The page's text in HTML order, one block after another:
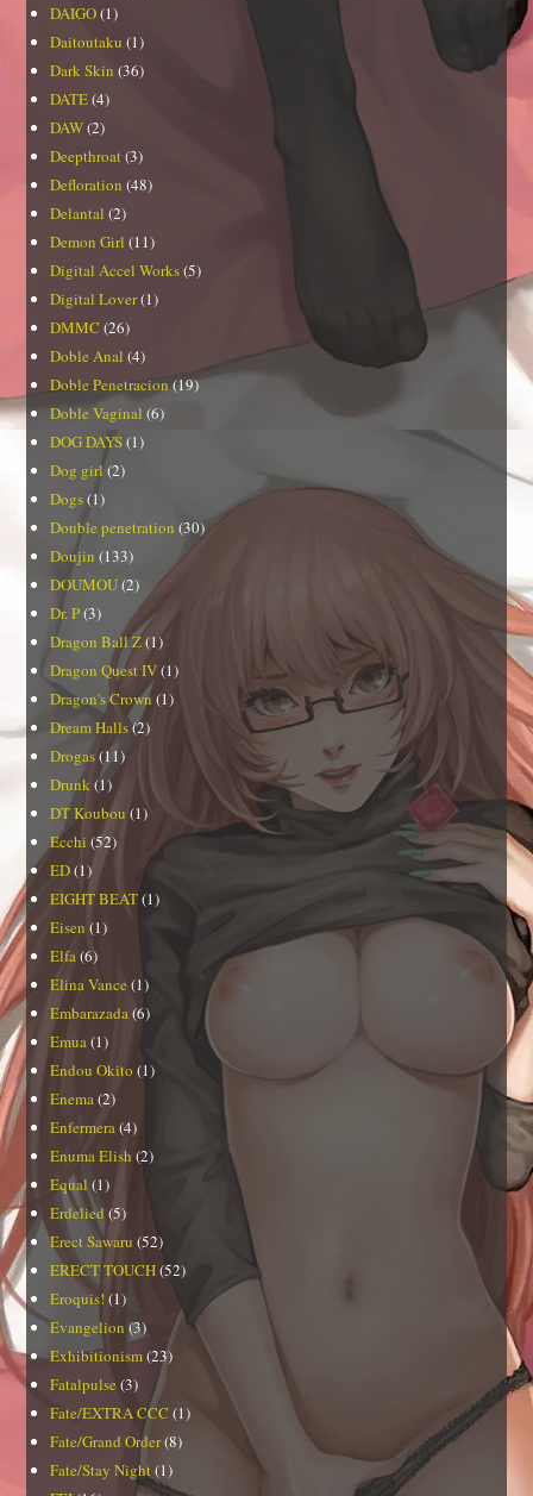
DAIGO(1)
Daitoutaku (1)
Dark Skin (36)
DATE(4)
DAW(2)
Deepthroat(3)
Defloration (48)
Delantal (2)
Demon Girl (11)
Digital Accel Works(5)
Digital Lover(1)
DMMC (26)
Doble Anal (4)
Doble Penetracion(19)
Doble Vaginal (6)
DOG DAYS(1)
Dog girl(2)
Dogs(1)
Double penetration (30)
Doujin (133)
DOUMOU(2)
Dr. P(3)
Dragon Ball Z(1)
Dragon Quest IV(1)
Dragon's Crown (1)
Dream Halls(2)
Drogas(11)
Drunk (1)
DT Koubou (1)
Ecchi (52)
ED(1)
EIGHT BEAT(1)
Eisen (1)
Elfa(6)
Elina Vance(1)
Embarazada(6)
Emua(1)
Endou Okito (1)
Enema(2)
Enfermera(4)
Enuma Elish (2)
Equal (1)
Erdelied (5)
Erect Sawaru (52)
ERECT TOUCH(52)
Eroquis! (1)
Evangelion (3)
Exhibitionism(23)
Fatalpulse(3)
Fate/EXTRA CCC (1)
Fate/Grand Order(8)
Fate/Stay Night(1)